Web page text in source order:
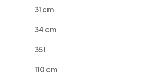
31 cm
34 cm
35 l
110 cm